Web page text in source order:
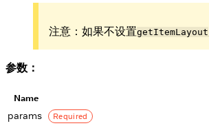
注意：如果不设置getItemLayout
参数：
Name
params Required